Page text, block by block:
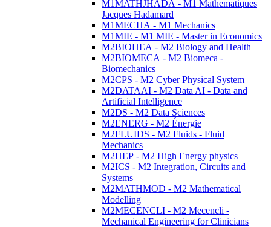
M1MATHJHADA - M1 Mathematiques
Jacques Hadamard
M1MECHA - M1 Mechanics
M1MIE - M1 MIE - Master in Economics
M2BIOHEA - M2 Biology and Health
M2BIOMECA - M2 Biomeca -
Biomechanics
M2CPS - M2 Cyber Physical System
M2DATAAI - M2 Data AI - Data and
Artificial Intelligence
M2DS - M2 Data Sciences
M2ENERG - M2 Énergie
M2FLUIDS - M2 Fluids - Fluid
Mechanics
M2HEP - M2 High Energy physics
M2ICS - M2 Integration, Circuits and
Systems
M2MATHMOD - M2 Mathematical
Modelling
M2MECENCLI - M2 Mecencli -
Mechanical Engineering for Clinicians